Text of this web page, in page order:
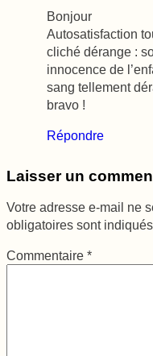
Bonjour
Autosatisfaction
cliché dérange :
innocence de
sang tellement
bravo !
Répondre
Laisser un
Votre adresse e-mail ne
obligatoires sont
Commentaire *